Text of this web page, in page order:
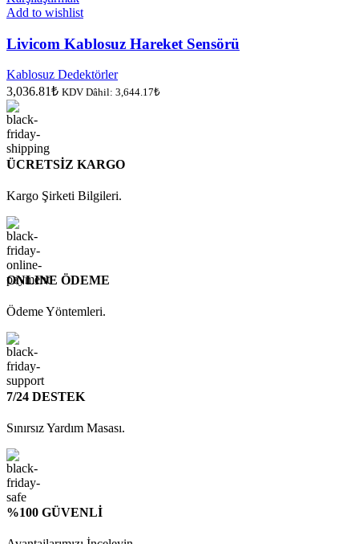
Add to wishlist
Livicom Kablosuz Hareket Sensörü
Kablosuz Dedektörler
3,036.81₺ KDV Dâhil: 3,644.17₺
ÜCRETSİZ KARGO
Kargo Şirketi Bilgileri.
ONLINE ÖDEME
Ödeme Yöntemleri.
7/24 DESTEK
Sınırsız Yardım Masası.
%100 GÜVENLİ